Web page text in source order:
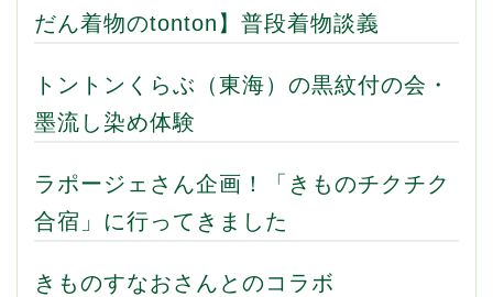
だん着物のtonton】普段着物談義
トントンくらぶ（東海）の黒紋付の会・
墨流し染め体験
ラポージェさん企画！「きものチクチク
合宿」に行ってきました
きものすなおさんとのコラボ